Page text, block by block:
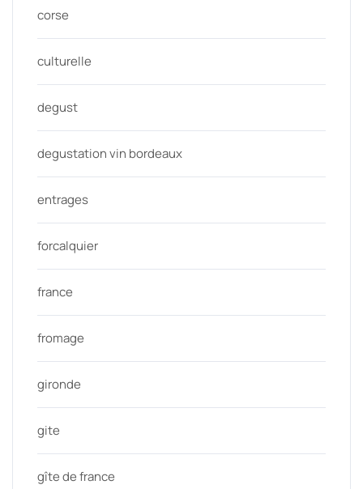
corse
culturelle
degust
degustation vin bordeaux
entrages
forcalquier
france
fromage
gironde
gite
gîte de france